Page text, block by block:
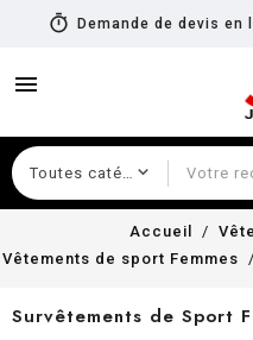
timer Demande de devis en
menu
Accueil
Vêtements de sport Femmes
Survêtements de Sport